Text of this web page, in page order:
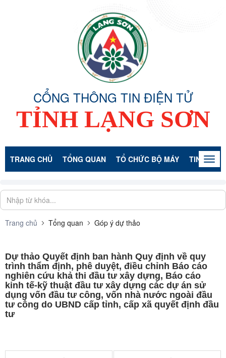
CỔNG THÔNG TIN ĐIỆN TỬ
TỈNH LẠNG SƠN
TRANG CHỦ TỔNG QUAN TỔ CHỨC BỘ MÁY TIN TỨC -
Trang chủ Tổng quan Góp ý dự thảo
Dự thảo Quyết định ban hành Quy định về quy
trình thẩm định, phê duyệt, điều chỉnh Báo cáo
nghiên cứu khả thi đầu tư xây dựng, Báo cáo
kinh tế-kỹ thuật đầu tư xây dựng các dự án sử
dụng vốn đầu tư công, vốn nhà nước ngoài đầu
tư công do UBND cấp tỉnh, cấp xã quyết định đầu
tư